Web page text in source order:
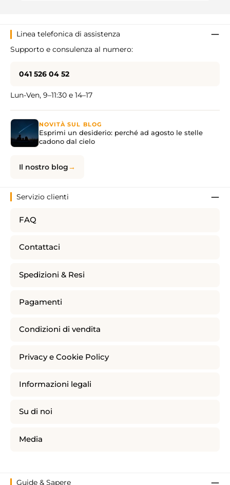
Linea telefonica di assistenza
Supporto e consulenza al numero:
041 526 04 52
Lun-Ven, 9–11:30 e 14–17
NOVITÀ SUL BLOG
Esprimi un desiderio: perché ad agosto le stelle
cadono dal cielo
Il nostro blog
Servizio clienti
FAQ
Contattaci
Spedizioni & Resi
Pagamenti
Condizioni di vendita
Privacy e Cookie Policy
Informazioni legali
Su di noi
Media
Guide & Sapere